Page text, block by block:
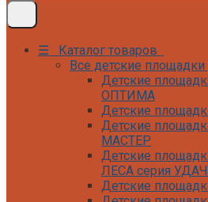
☰ Каталог товаров
Все детские площадки
Детские
ОПТИМА
Детские
Детские
МАСТЕР
Детские
ЛЕСА серия
Детские